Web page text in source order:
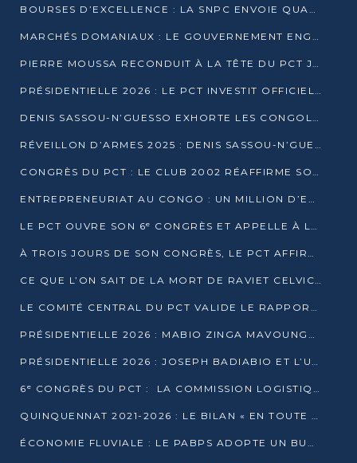
BOURSES D’EXCELLENCE : LA SNPC ENVOIE QUATRE NOUVEAUX TALENTS CONGOLAIS SE FORMER À BAKOU
MARCHÉS DOMANIAUX : LE GOUVERNEMENT ENGAGE LA STRUCTURATION DES TAXES D’ASSAINISSEMENT
PIERRE MOUSSA RECONDUIT À LA TÊTE DU PCT JUSQU’EN 2031
PRÉSIDENTIELLE 2026 : LE PCT INVESTIT OFFICIELLEMENT DENIS SASSOU NGUESSO
DENIS SASSOU-N’GUESSO EXHORTE LES CONGOLAIS À L’UNITÉ ET AU FAIR-PLAY DÉMOCRATIQUE EN 2026
RÉVEILLON D’ARMES 2025 : DENIS SASSOU-N’GUESSO GARANTIT DES ÉLECTIONS 2026 PAISIBLES ET SÉCURISÉES
CONGRÈS DU PCT : LE CLUB 2002 RÉAFFIRME SON SOUTIEN À DENIS SASSOU-N’GUESSO POUR 2026
ENTREPRENEURIAT AU CONGO : UN MILLION D’EUROS POUR FINANCER LES STARTUPS DÈS 2026
LE PCT OUVRE SON 6ᵉ CONGRÈS ET APPELLE À LA CANDIDATURE DE DENIS SASSOU NGUESSO
À TROIS JOURS DE SON CONGRÈS, LE PCT AFFIRME AVOIR ATTEINT TOUS SES OBJECTIFS
CE QUE L’ON SAIT DE LA MORT DE RAVIET CELVIC N’TSIANTSIE
LE COMITÉ CENTRAL DU PCT VALIDE LE RAPPORT DU CONGRÈS ET SOUTIENT DENIS SASSOU N’GUESSO
PRÉSIDENTIELLE 2026 : MABIO ZINGA MAVOUNGOU DÉCLARE SA CANDIDATURE ET CHARGE LE BILAN DU PCT
PRÉSIDENTIELLE 2026 : JOSEPH BADIABIO ET L’UDH-YUKI JOUENT LA PRUDENCE
6ᵉ CONGRÈS DU PCT : LA COMMISSION LOGISTIQUE ASSURE LA DISTRIBUTION DES KITS
QUINQUENNAT 2021-2026 : LE BILAN « EN TOUTE TRANSPARENCE » PRÉSENTÉ À LA PRESSE
ÉCONOMIE FLUVIALE : LE PABPS ADOPTE UN BUDGET 2026 DE PLUS DE 2,7 MILLIARDS FCFA